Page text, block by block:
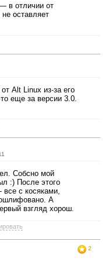
в отличии от
оставляет
Alt Linux из-за его
еще за версии 3.0.
Собсно мой
:) После этого
с косяками,
А
взгляд хорош.
2